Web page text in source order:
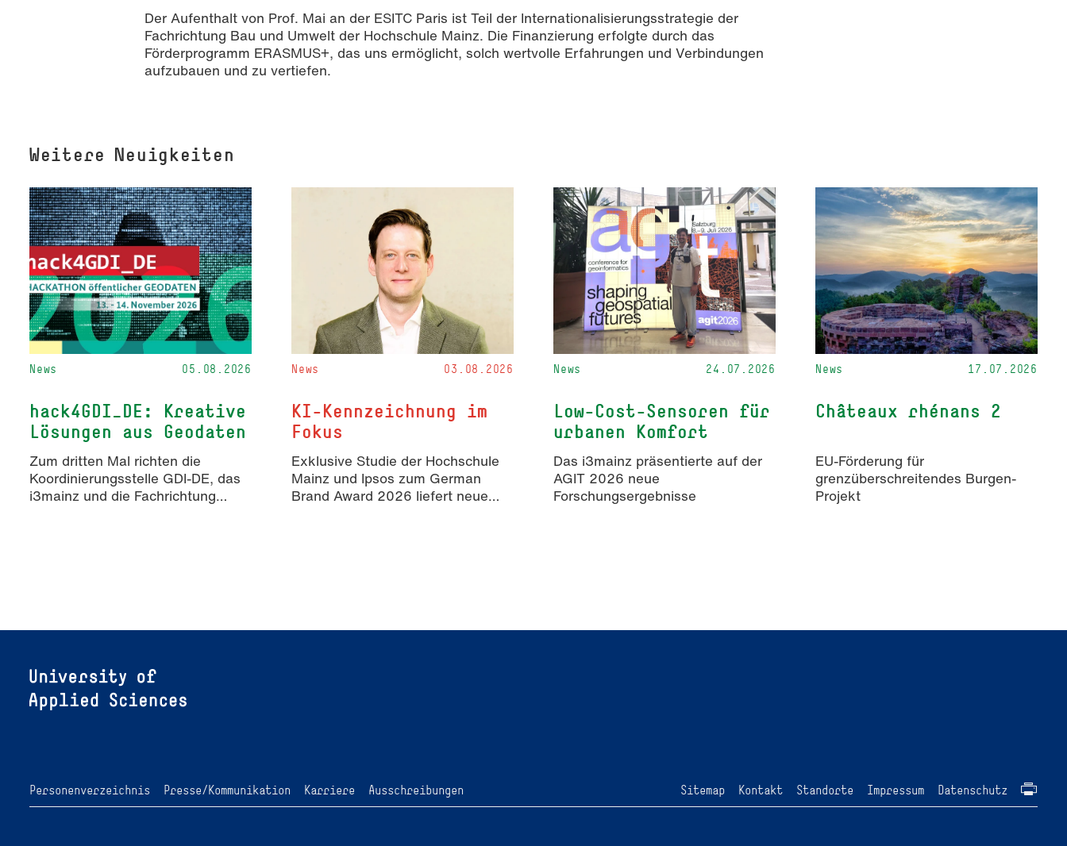
Der Aufenthalt von Prof. Mai an der ESITC Paris ist Teil der Internationalisierungsstrategie der
Fachrichtung Bau und Umwelt der Hochschule Mainz. Die Finanzierung erfolgte durch das
Förderprogramm ERASMUS+, das uns ermöglicht, solch wertvolle Erfahrungen und Verbindungen
aufzubauen und zu vertiefen.
Weitere Neuigkeiten
News 05.08.2026
hack4GDI_DE: Kreative
Lösungen aus Geodaten
Zum dritten Mal richten die
Koordinierungsstelle GDI-DE, das
i3mainz und die Fachrichtung
News 03.08.2026
KI-Kennzeichnung im
Fokus
Exklusive Studie der Hochschule
Mainz und Ipsos zum German
Brand Award 2026 liefert neue
News 24.07.2026
Low-Cost-Sensoren für
urbanen Komfort
Das i3mainz präsentierte auf der
AGIT 2026 neue
Forschungsergebnisse
News 17.07.2026
Châteaux rhénans 2
EU-Förderung für
grenzüberschreitendes Burgen-
Projekt
Personenverzeichnis Presse/Kommunikation Karriere Ausschreibungen Sitemap Kontakt Standorte Impressum Datenschutz